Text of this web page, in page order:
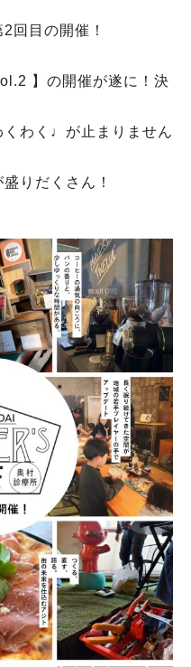
回目の開催！
】の開催が遂に！決
くわく♩が止まりません
りだくさん！